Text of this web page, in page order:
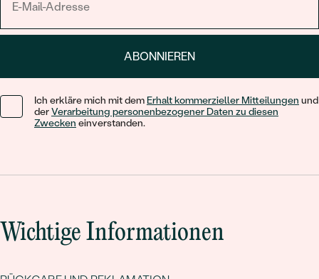
ABONNIEREN
Ich erkläre mich mit dem Erhalt kommerzieller Mitteilungen und
derVerarbeitung personenbezogener Daten zu diesen
Zwecken einverstanden.
Wichtige Informationen